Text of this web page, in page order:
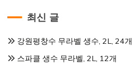
최신 글
강원평창수 무라벨 생수, 2L, 24개
스파클 생수 무라벨, 2L, 12개